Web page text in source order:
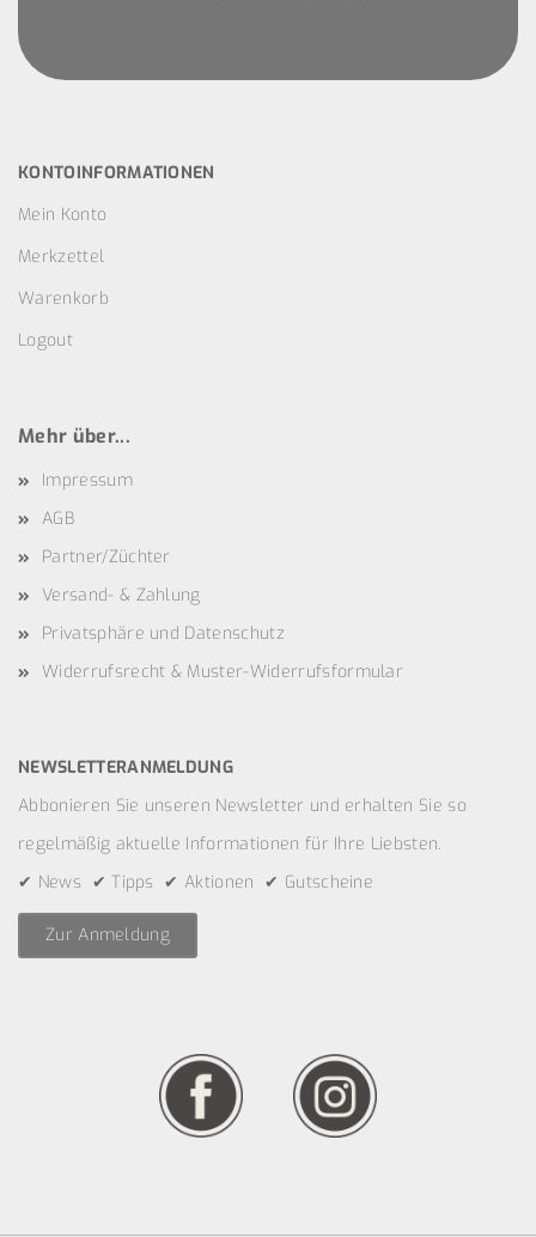
KONTOINFORMATIONEN
Mein Konto
Merkzettel
Warenkorb
Logout
Mehr über...
Impressum
AGB
Partner/Züchter
Versand- & Zahlung
Privatsphäre und Datenschutz
Widerrufsrecht & Muster-Widerrufsformular
NEWSLETTERANMELDUNG
Abbonieren Sie unseren Newsletter und erhalten Sie so
regelmäßig aktuelle Informationen für Ihre Liebsten.
✔ News ✔ Tipps ✔ Aktionen ✔ Gutscheine
Zur Anmeldung